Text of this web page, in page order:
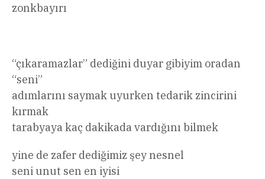
zonkbayırı
“çıkaramazlar” dediğini duyar gibiyim oradan
“seni”
adımlarını saymak uyurken tedarik zincirini
kırmak
tarabyaya kaç dakikada vardığını bilmek
yine de zafer dediğimiz şey nesnel
seni unut sen en iyisi